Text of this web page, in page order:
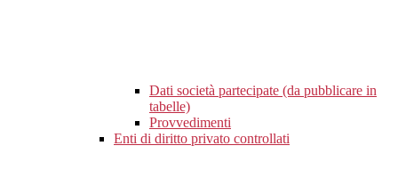
Dati società partecipate (da pubblicare in
tabelle)
Provvedimenti
Enti di diritto privato controllati